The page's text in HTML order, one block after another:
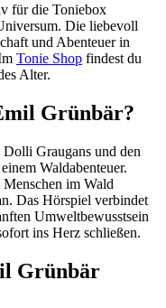
für die Toniebox
Die liebevoll
und Abenteuer in
Tonie Shop findest du
Alter.
Grünbär?
Graugans und den
Waldabenteuer.
Menschen im Wald
Das Hörspiel verbindet
Umweltbewusstsein
ins Herz schließen.
Grünbär